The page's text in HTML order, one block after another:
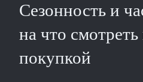
Сезонность и
на что смотреть
покупкой